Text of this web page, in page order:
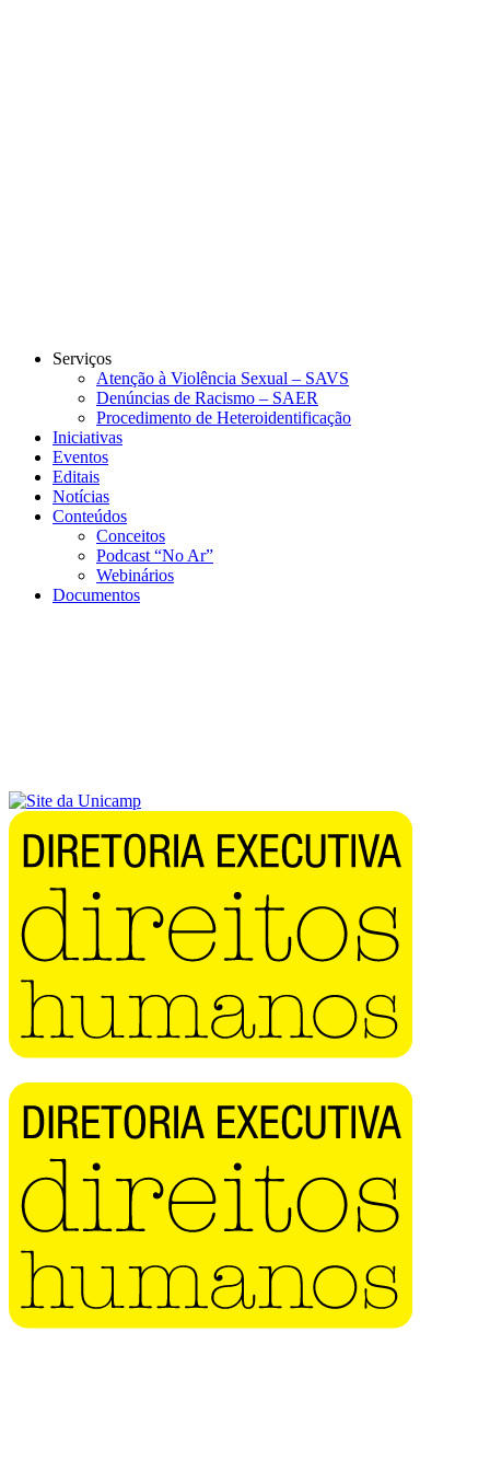
Serviços
Atenção à Violência Sexual – SAVS
Denúncias de Racismo – SAER
Procedimento de Heteroidentificação
Iniciativas
Eventos
Editais
Notícias
Conteúdos
Conceitos
Podcast “No Ar”
Webinários
Documentos